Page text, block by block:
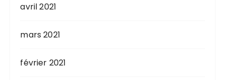
avril 2021
mars 2021
février 2021